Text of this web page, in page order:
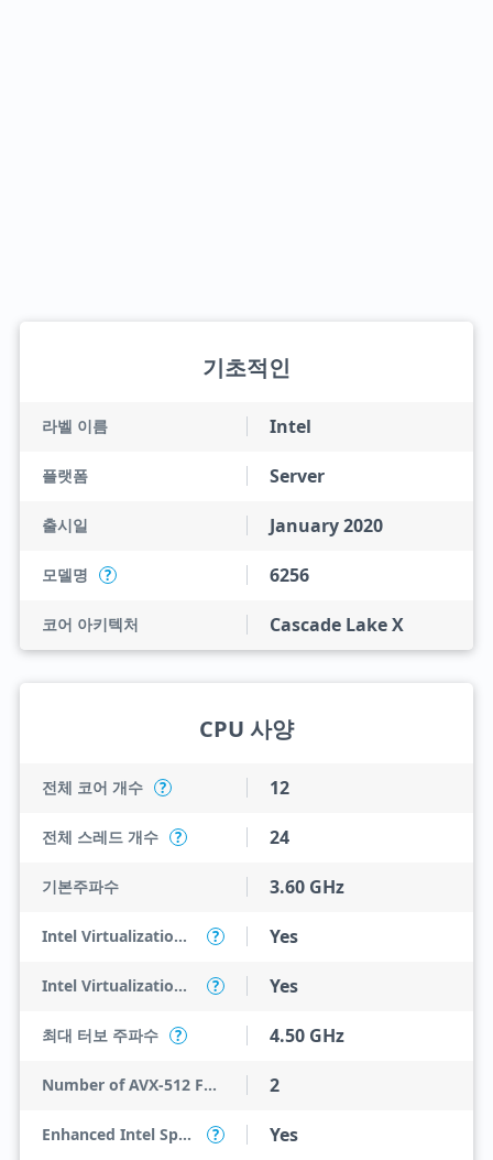
기초적인
라벨 이름 Intel
플랫폼 Server
출시일 January 2020
모델명 ? 6256
코어 아키텍처 Cascade Lake X
CPU 사양
전체 코어 개수 ? 12
전체 스레드 개수 ? 24
기본주파수 3.60 GHz
Intel Virtualization Technology (VT-x) ? Yes
Intel Virtualization Technology for Directed I/O (VT-d) ? Yes
최대 터보 주파수 ? 4.50 GHz
Number of AVX-512 FMA Units 2
Enhanced Intel SpeedStep Technology ? Yes